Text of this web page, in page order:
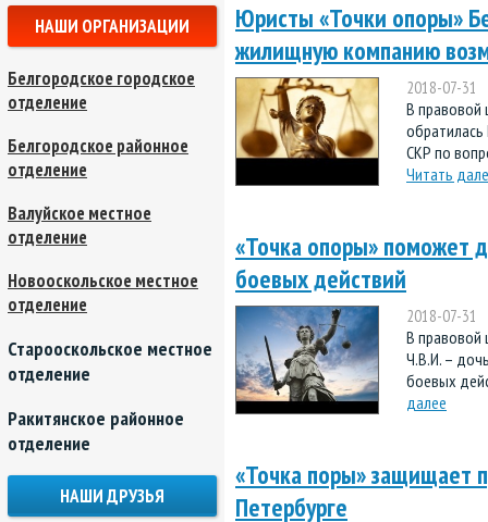
Юристы «Точки опоры»
жилищную компанию
2018-07-31
В правовой
СКР по
Читать
«Точка опоры» поможет
боевых действий
2018-07-31
В правовой
Ч.В.И. –
боевых
далее
«Точка поры» защищает
Петербурге
НАШИ ОРГАНИЗАЦИИ
Белгородское городское
отделение
Белгородское районное
отделение
Валуйское местное
отделение
Новооскольское местное
отделение
Старооскольское местное
отделение
Ракитянское районное
отделение
НАШИ ДРУЗЬЯ